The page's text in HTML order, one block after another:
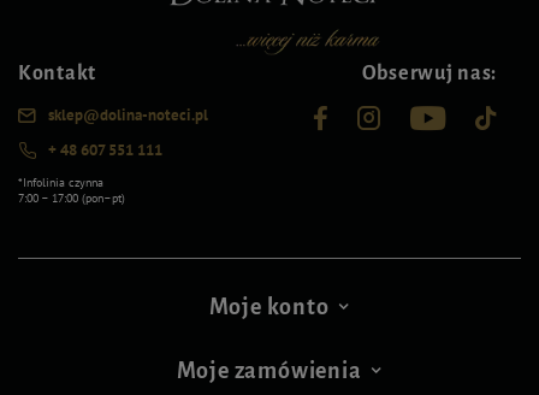
Kontakt
sklep@dolina-noteci.pl
+ 48 607 551 111
*Infolinia czynna
7:00 – 17:00 (pon–pt)
Obserwuj nas:
Moje konto
Moje zamówienia